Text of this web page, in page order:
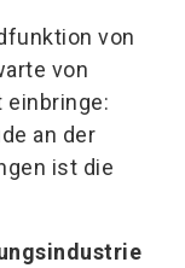
von
von
einbringe:
an der
ist die